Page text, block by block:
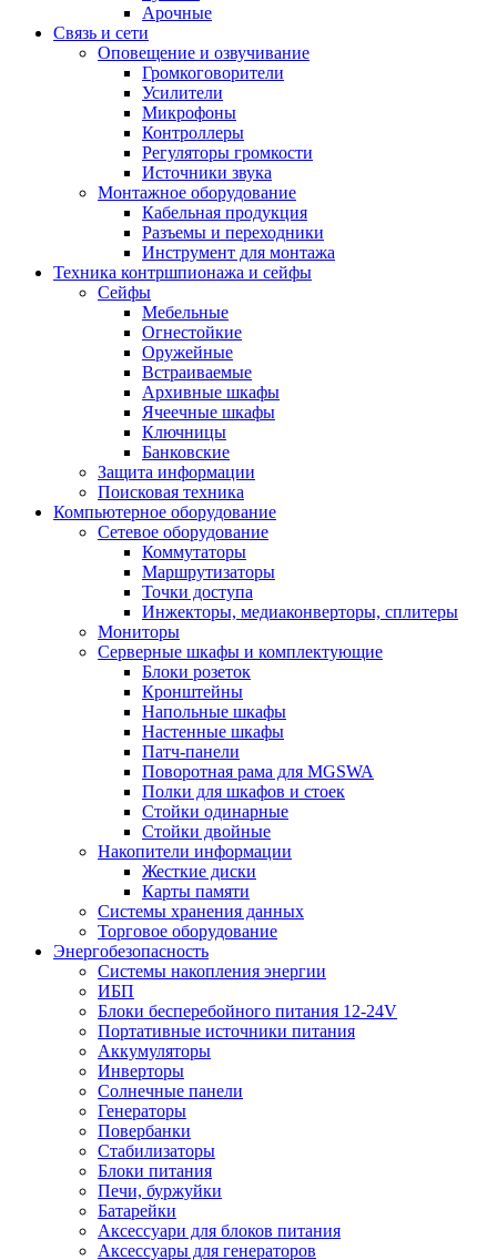
Арочные
Связь и сети
Оповещение и озвучивание
Громкоговорители
Усилители
Микрофоны
Контроллеры
Регуляторы громкости
Источники звука
Монтажное оборудование
Кабельная продукция
Разъемы и переходники
Инструмент для монтажа
Техника контршпионажа и сейфы
Сейфы
Мебельные
Огнестойкие
Оружейные
Встраиваемые
Архивные шкафы
Ячеечные шкафы
Ключницы
Банковские
Защита информации
Поисковая техника
Компьютерное оборудование
Сетевое оборудование
Коммутаторы
Маршрутизаторы
Точки доступа
Инжекторы, медиаконверторы, сплитеры
Мониторы
Серверные шкафы и комплектующие
Блоки розеток
Кронштейны
Напольные шкафы
Настенные шкафы
Патч-панели
Поворотная рама для MGSWA
Полки для шкафов и стоек
Стойки одинарные
Стойки двойные
Накопители информации
Жесткие диски
Карты памяти
Системы хранения данных
Торговое оборудование
Энергобезопасность
Системы накопления энергии
ИБП
Блоки бесперебойного питания 12-24V
Портативные источники питания
Аккумуляторы
Инверторы
Солнечные панели
Генераторы
Повербанки
Стабилизаторы
Блоки питания
Печи, буржуйки
Батарейки
Аксессуари для блоков питания
Аксессуары для генераторов